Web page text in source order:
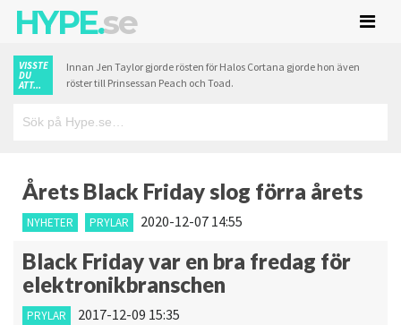
HYPE.se
VISSTE
DU
ATT...
Innan Jen Taylor gjorde rösten för Halos Cortana gjorde hon även
röster till Prinsessan Peach och Toad.
Årets Black Friday slog förra årets
NYHETER PRYLAR 2020-12-07 14:55
Black Friday var en bra fredag för
elektronikbranschen
PRYLAR 2017-12-09 15:35